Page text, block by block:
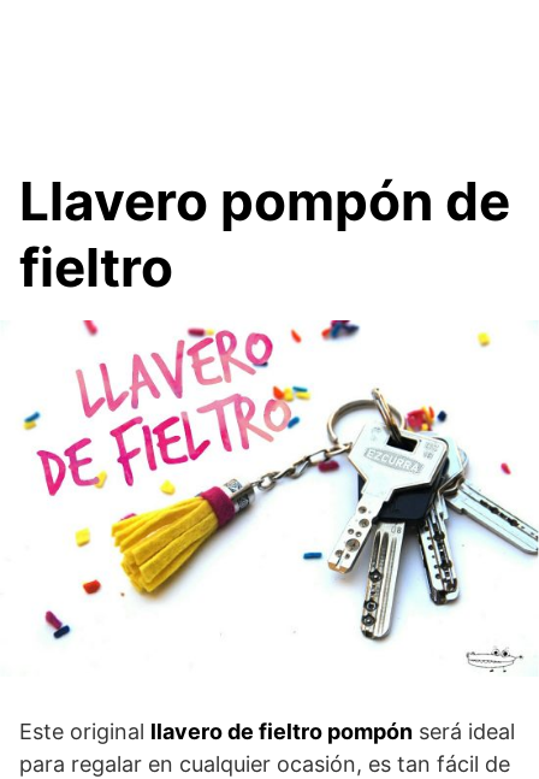
Llavero pompón de
fieltro
Este original llavero de fieltro pompón será ideal
para regalar en cualquier ocasión, es tan fácil de